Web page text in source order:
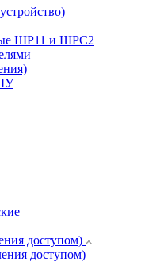
ШР11 и ШРС2
доступом)
доступом)